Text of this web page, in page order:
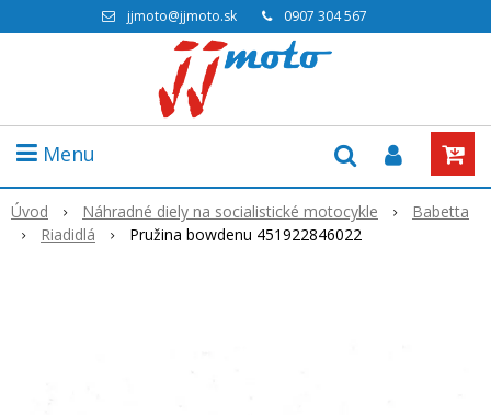
jjmoto@jjmoto.sk 0907 304 567
Menu
Úvod Náhradné diely na socialistické motocykle
Babetta
Riadidlá
Pružina bowdenu 451922846022